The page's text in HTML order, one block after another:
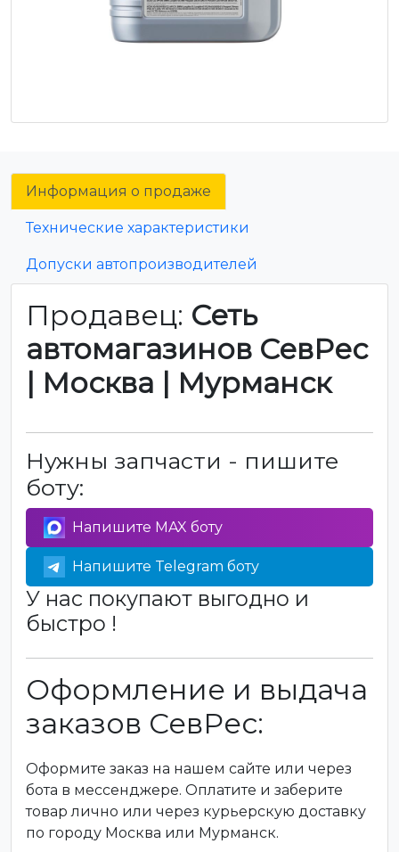
Информация о продаже
Технические характеристики
Допуски автопроизводителей
Продавец: Сеть
автомагазинов СевРес
| Москва | Мурманск
Нужны запчасти - пишите
боту:
Напишите MAX боту
Напишите Telegram боту
У нас покупают выгодно и
быстро !
Оформление и выдача
заказов СевРес:
Оформите заказ на нашем сайте или через
бота в мессенджере. Оплатите и заберите
товар лично или через курьерскую доставку
по городу Москва или Мурманск.